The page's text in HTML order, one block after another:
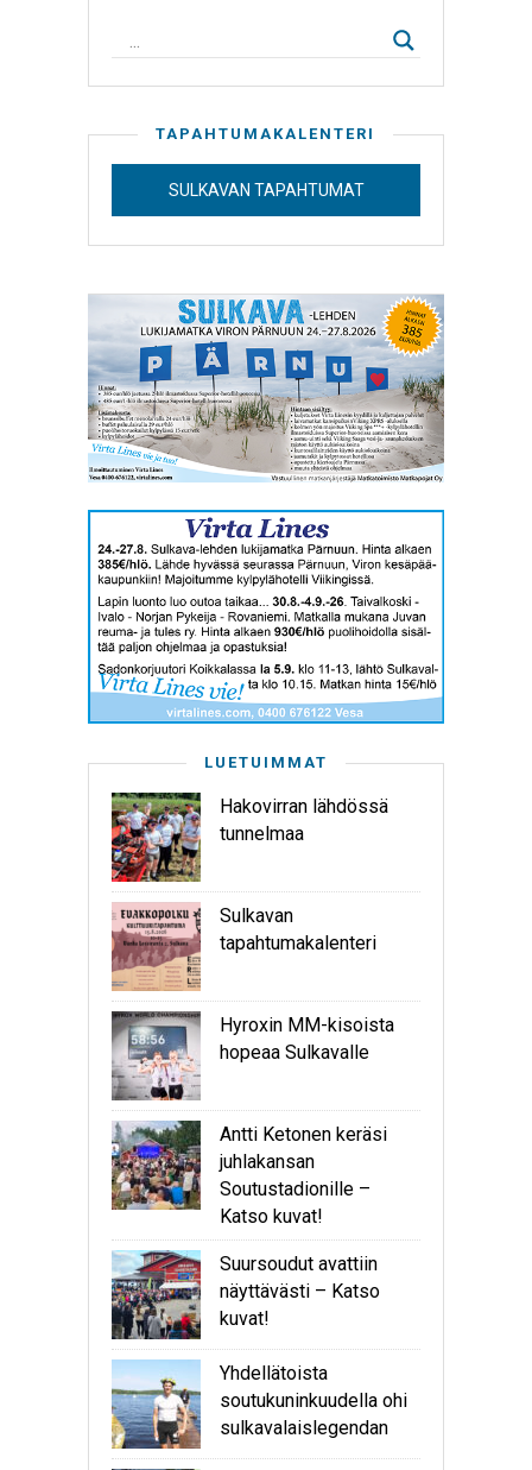
TAPAHTUMAKALENTERI
SULKAVAN TAPAHTUMAT
LUETUIMMAT
Hakovirran lähdössä
tunnelmaa
Sulkavan
tapahtumakalenteri
Hyroxin MM-kisoista
hopeaa Sulkavalle
Antti Ketonen keräsi
juhlakansan
Soutustadionille –
Katso kuvat!
Suursoudut avattiin
näyttävästi – Katso
kuvat!
Yhdellätoista
soutukuninkuudella ohi
sulkavalaislegendan